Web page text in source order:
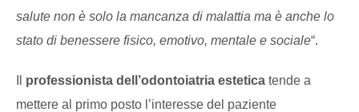
salute non è solo la mancanza di malattia ma è anche lo
stato di benessere fisico, emotivo, mentale e sociale“.
professionista dell’odontoiatria estetica tende a
mettere al primo posto l’interesse del paziente